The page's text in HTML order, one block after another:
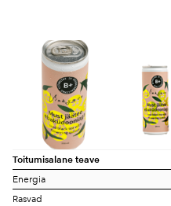
Toitumisalane teave
Energia
Rasvad